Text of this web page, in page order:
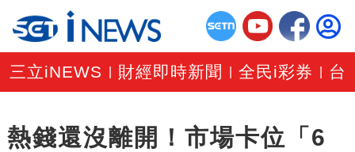
三立iNEWS 財經即時新聞 |全民i彩券 台
熱錢還沒離開！市場卡位「6